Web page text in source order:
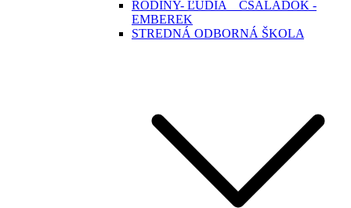
RODINY- ĽUDIA _ CSALÁDOK -
EMBEREK
STREDNÁ ODBORNÁ ŠKOLA